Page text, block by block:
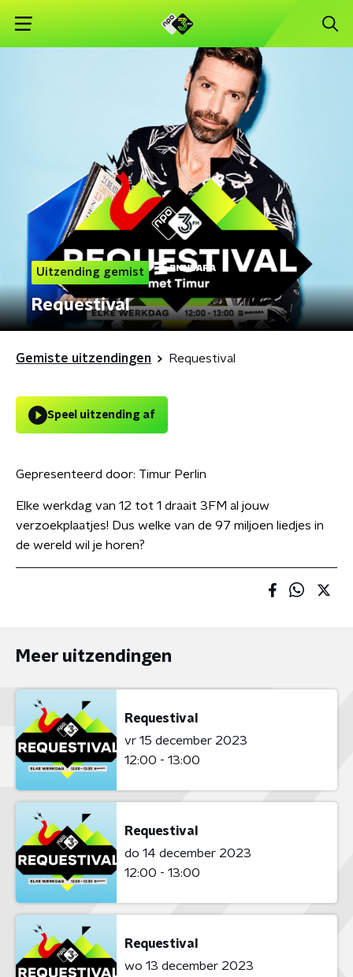
Uitzending gemist
Requestival
Gemiste uitzendingen Requestival
Speel uitzending af
Gepresenteerd door: Timur Perlin
Elke werkdag van 12 tot 1 draait 3FM al jouw
verzoekplaatjes! Dus welke van de 97 miljoen liedjes in
de wereld wil je horen?
Meer uitzendingen
Requestival
vr 15 december 2023
12:00 - 13:00
Requestival
do 14 december 2023
12:00 - 13:00
Requestival
wo 13 december 2023